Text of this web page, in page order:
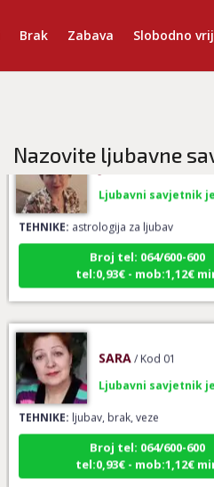
Brak Zabava Slobodno
Nazovite ljubavne
tel:0,93€ - mob:1,12€
JASMINKA / Kod 56
TEHNIKE:astrologija za ljubav
Broj tel: 064/600-600
tel:0,93€ - mob:1,12€ min
TEHNIKE:ljubav, brak, veze
Broj tel: 064/600-600
tel:0,93€ - mob:1,12€ min